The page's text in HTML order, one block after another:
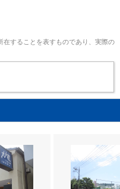
することを表すものであり、実際の